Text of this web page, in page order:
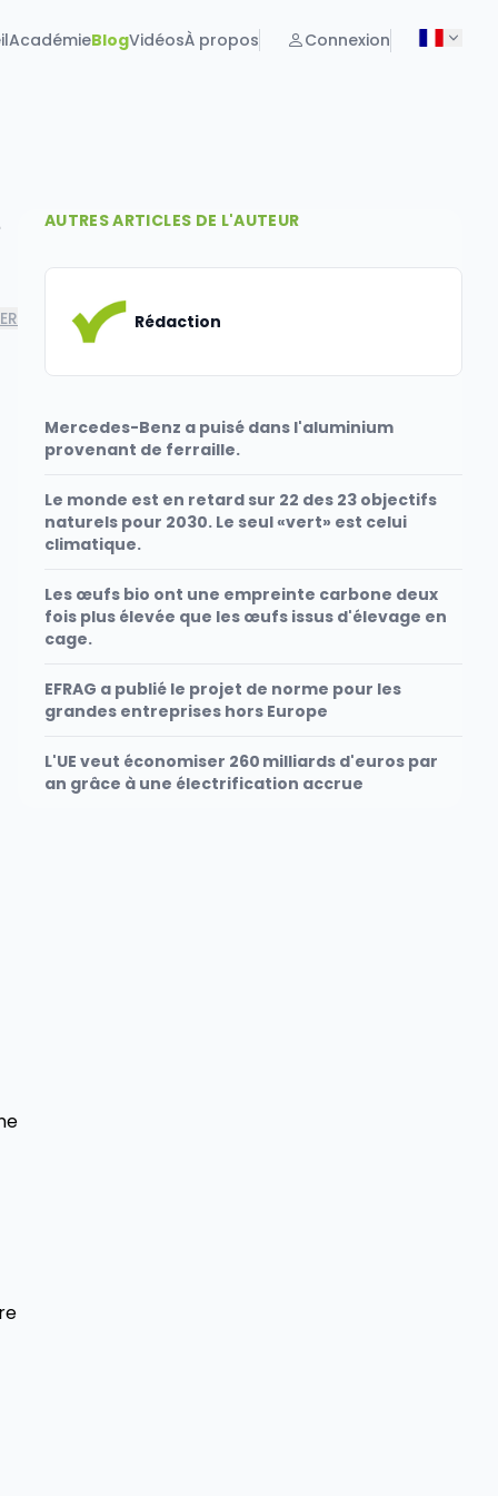
AcadémieBlogVidéosÀ propos Connexion
AUTRES ARTICLES DE L'AUTEUR
Rédaction
Mercedes-Benz a puisé dans l'aluminium
provenant de ferraille.
Le monde est en retard sur 22 des 23 objectifs
naturels pour 2030. Le seul «vert» est celui
climatique.
Les œufs bio ont une empreinte carbone deux
fois plus élevée que les œufs issus d'élevage en
cage.
EFRAG a publié le projet de norme pour les
grandes entreprises hors Europe
L'UE veut économiser 260 milliards d'euros par
an grâce à une électrification accrue